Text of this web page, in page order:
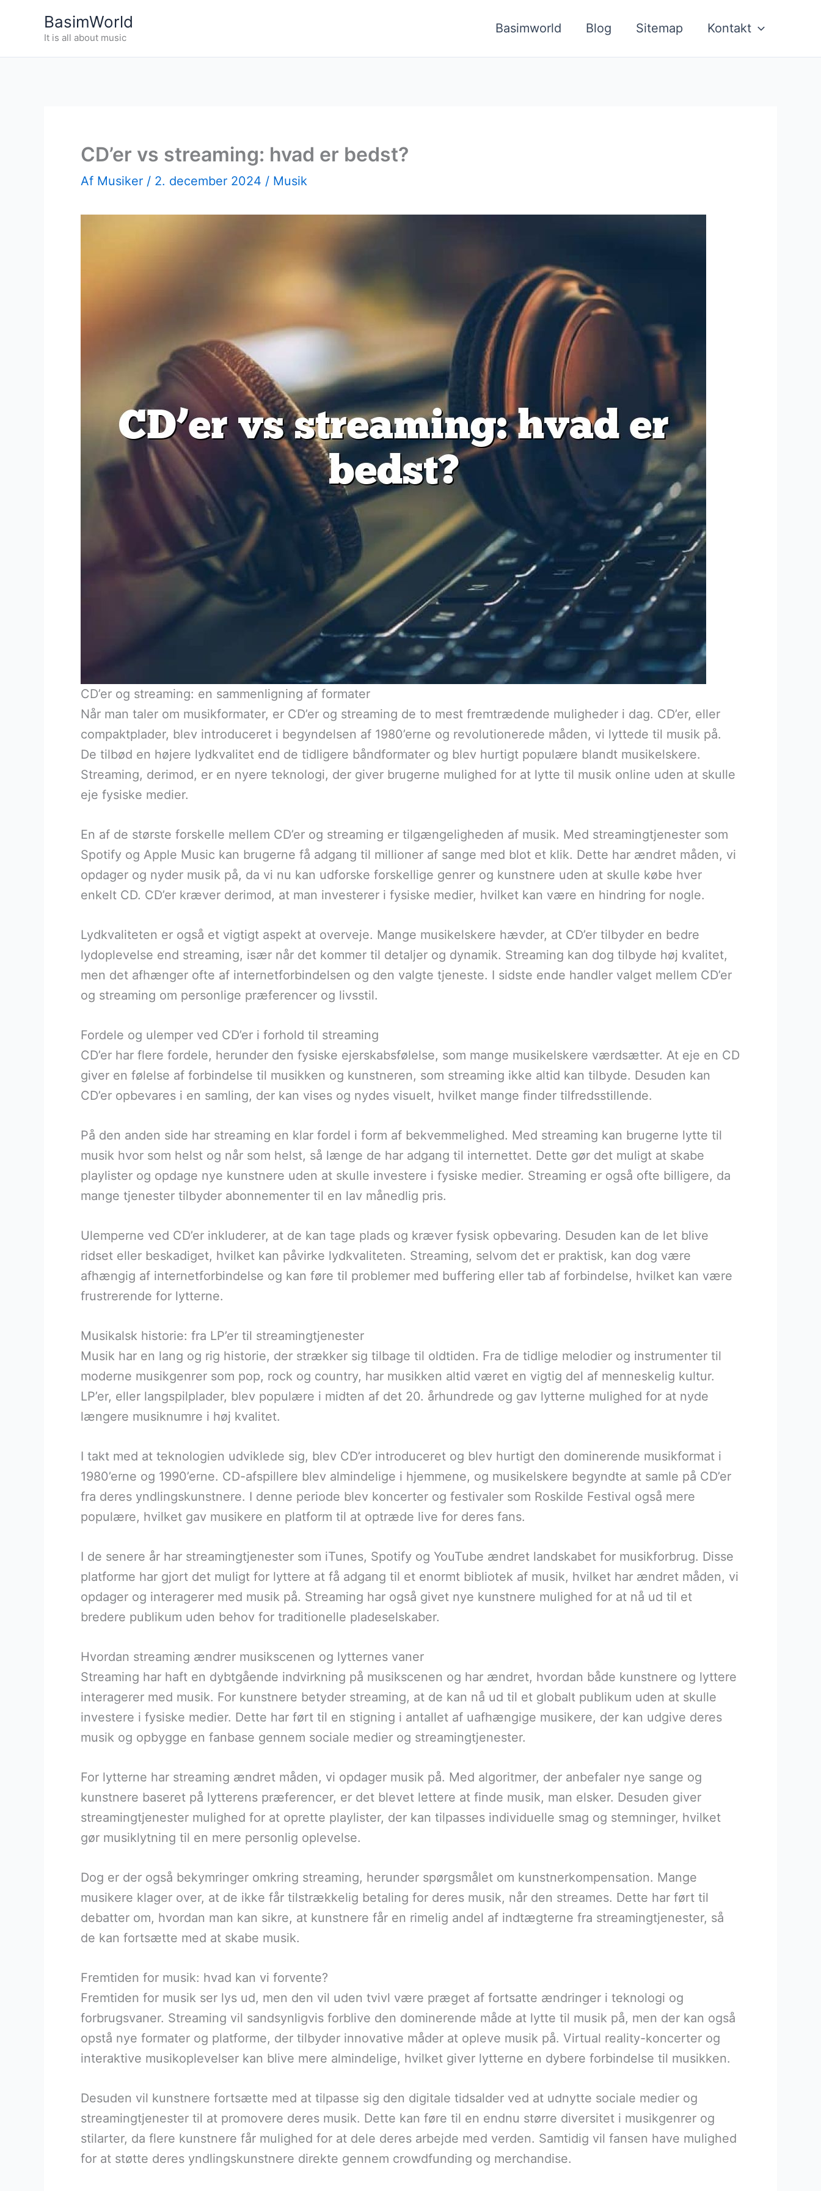
BasimWorld
It is all about music
Basimworld Blog Sitemap Kontakt
CD’er vs streaming: hvad er bedst?
Af Musiker / 2. december 2024 / Musik
CD’er og streaming: en sammenligning af formater
Når man taler om musikformater, er CD’er og streaming de to mest fremtrædende muligheder i dag. CD’er, eller
compaktplader, blev introduceret i begyndelsen af 1980’erne og revolutionerede måden, vi lyttede til musik på.
De tilbød en højere lydkvalitet end de tidligere båndformater og blev hurtigt populære blandt musikelskere.
Streaming, derimod, er en nyere teknologi, der giver brugerne mulighed for at lytte til musik online uden at skulle
eje fysiske medier.
En af de største forskelle mellem CD’er og streaming er tilgængeligheden af musik. Med streamingtjenester som
Spotify og Apple Music kan brugerne få adgang til millioner af sange med blot et klik. Dette har ændret måden, vi
opdager og nyder musik på, da vi nu kan udforske forskellige genrer og kunstnere uden at skulle købe hver
enkelt CD. CD’er kræver derimod, at man investerer i fysiske medier, hvilket kan være en hindring for nogle.
Lydkvaliteten er også et vigtigt aspekt at overveje. Mange musikelskere hævder, at CD’er tilbyder en bedre
lydoplevelse end streaming, især når det kommer til detaljer og dynamik. Streaming kan dog tilbyde høj kvalitet,
men det afhænger ofte af internetforbindelsen og den valgte tjeneste. I sidste ende handler valget mellem CD’er
og streaming om personlige præferencer og livsstil.
Fordele og ulemper ved CD’er i forhold til streaming
CD’er har flere fordele, herunder den fysiske ejerskabsfølelse, som mange musikelskere værdsætter. At eje en CD
giver en følelse af forbindelse til musikken og kunstneren, som streaming ikke altid kan tilbyde. Desuden kan
CD’er opbevares i en samling, der kan vises og nydes visuelt, hvilket mange finder tilfredsstillende.
På den anden side har streaming en klar fordel i form af bekvemmelighed. Med streaming kan brugerne lytte til
musik hvor som helst og når som helst, så længe de har adgang til internettet. Dette gør det muligt at skabe
playlister og opdage nye kunstnere uden at skulle investere i fysiske medier. Streaming er også ofte billigere, da
mange tjenester tilbyder abonnementer til en lav månedlig pris.
Ulemperne ved CD’er inkluderer, at de kan tage plads og kræver fysisk opbevaring. Desuden kan de let blive
ridset eller beskadiget, hvilket kan påvirke lydkvaliteten. Streaming, selvom det er praktisk, kan dog være
afhængig af internetforbindelse og kan føre til problemer med buffering eller tab af forbindelse, hvilket kan være
frustrerende for lytterne.
Musikalsk historie: fra LP’er til streamingtjenester
Musik har en lang og rig historie, der strækker sig tilbage til oldtiden. Fra de tidlige melodier og instrumenter til
moderne musikgenrer som pop, rock og country, har musikken altid været en vigtig del af menneskelig kultur.
LP’er, eller langspilplader, blev populære i midten af det 20. århundrede og gav lytterne mulighed for at nyde
længere musiknumre i høj kvalitet.
I takt med at teknologien udviklede sig, blev CD’er introduceret og blev hurtigt den dominerende musikformat i
1980’erne og 1990’erne. CD-afspillere blev almindelige i hjemmene, og musikelskere begyndte at samle på CD’er
fra deres yndlingskunstnere. I denne periode blev koncerter og festivaler som Roskilde Festival også mere
populære, hvilket gav musikere en platform til at optræde live for deres fans.
I de senere år har streamingtjenester som iTunes, Spotify og YouTube ændret landskabet for musikforbrug. Disse
platforme har gjort det muligt for lyttere at få adgang til et enormt bibliotek af musik, hvilket har ændret måden, vi
opdager og interagerer med musik på. Streaming har også givet nye kunstnere mulighed for at nå ud til et
bredere publikum uden behov for traditionelle pladeselskaber.
Hvordan streaming ændrer musikscenen og lytternes vaner
Streaming har haft en dybtgående indvirkning på musikscenen og har ændret, hvordan både kunstnere og lyttere
interagerer med musik. For kunstnere betyder streaming, at de kan nå ud til et globalt publikum uden at skulle
investere i fysiske medier. Dette har ført til en stigning i antallet af uafhængige musikere, der kan udgive deres
musik og opbygge en fanbase gennem sociale medier og streamingtjenester.
For lytterne har streaming ændret måden, vi opdager musik på. Med algoritmer, der anbefaler nye sange og
kunstnere baseret på lytterens præferencer, er det blevet lettere at finde musik, man elsker. Desuden giver
streamingtjenester mulighed for at oprette playlister, der kan tilpasses individuelle smag og stemninger, hvilket
gør musiklytning til en mere personlig oplevelse.
Dog er der også bekymringer omkring streaming, herunder spørgsmålet om kunstnerkompensation. Mange
musikere klager over, at de ikke får tilstrækkelig betaling for deres musik, når den streames. Dette har ført til
debatter om, hvordan man kan sikre, at kunstnere får en rimelig andel af indtægterne fra streamingtjenester, så
de kan fortsætte med at skabe musik.
Fremtiden for musik: hvad kan vi forvente?
Fremtiden for musik ser lys ud, men den vil uden tvivl være præget af fortsatte ændringer i teknologi og
forbrugsvaner. Streaming vil sandsynligvis forblive den dominerende måde at lytte til musik på, men der kan også
opstå nye formater og platforme, der tilbyder innovative måder at opleve musik på. Virtual reality-koncerter og
interaktive musikoplevelser kan blive mere almindelige, hvilket giver lytterne en dybere forbindelse til musikken.
Desuden vil kunstnere fortsætte med at tilpasse sig den digitale tidsalder ved at udnytte sociale medier og
streamingtjenester til at promovere deres musik. Dette kan føre til en endnu større diversitet i musikgenrer og
stilarter, da flere kunstnere får mulighed for at dele deres arbejde med verden. Samtidig vil fansen have mulighed
for at støtte deres yndlingskunstnere direkte gennem crowdfunding og merchandise.